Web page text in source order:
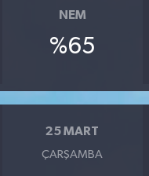
NEM
%65
25 MART
ÇARŞAMBA